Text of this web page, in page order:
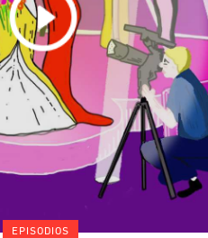
EPISODIOS